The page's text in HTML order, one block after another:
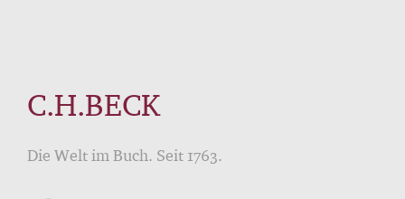
C.H.BECK
Die Welt im Buch. Seit 1763.